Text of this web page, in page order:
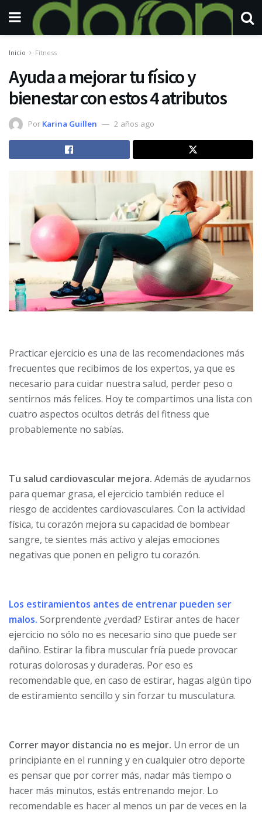
Inicio Fitness
Ayuda a mejorar tu físico y
bienestar con estos 4 atributos
Por Karina Guillen 2 años ago
Practicar ejercicio es una de las recomendaciones más
frecuentes que recibimos de los expertos, ya que es
necesario para cuidar nuestra salud, perder peso o
sentirnos más felices. Hoy te compartimos una lista con
cuatro aspectos ocultos detrás del fitness que
probablemente no sabías.
Tu salud cardiovascular mejora. Además de ayudarnos
para quemar grasa, el ejercicio también reduce el
riesgo de accidentes cardiovasculares. Con la actividad
física, tu corazón mejora su capacidad de bombear
sangre, te sientes más activo y alejas emociones
negativas que ponen en peligro tu corazón.
Los estiramientos antes de entrenar pueden ser
malos. Sorprendente ¿verdad? Estirar antes de hacer
ejercicio no sólo no es necesario sino que puede ser
dañino. Estirar la fibra muscular fría puede provocar
roturas dolorosas y duraderas. Por eso es
recomendable que, en caso de estirar, hagas algún tipo
de estiramiento sencillo y sin forzar tu musculatura.
Correr mayor distancia no es mejor. Un error de un
principiante en el running y en cualquier otro deporte
es pensar que por correr más, nadar más tiempo o
hacer más minutos, estás entrenando mejor. Lo
recomendable es hacer al menos un par de veces en la